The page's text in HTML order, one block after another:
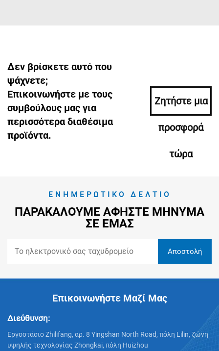
Δεν βρίσκετε αυτό που
ψάχνετε;
Επικοινωνήστε με τους
συμβούλους μας για
περισσότερα διαθέσιμα
προϊόντα.
Ζητήστε μια
προσφορά
τώρα
ΕΝΗΜΕΡΩΤΙΚΌ ΔΕΛΤΊΟ
ΠΑΡΑΚΑΛΟΎΜΕ ΑΦΉΣΤΕ ΜΉΝΥΜΑ
ΣΕ ΕΜΆΣ
Επικοινωνήστε Μαζί Μας
Διεύθυνση:
Εργοστάσιο Zhilifang, αρ. 8 Yingshan North Road, πόλη Lilin, ζώνη
υψηλής τεχνολογίας Zhongkai, πόλη Huizhou